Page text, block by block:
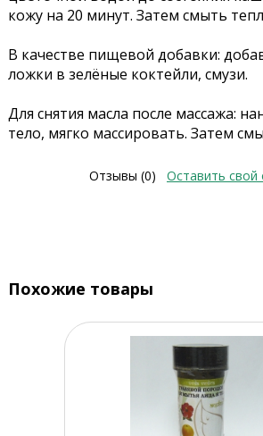
кожу на 20 минут. Затем смыть
В качестве пищевой добавки:
ложки в зелёные коктейли, смузи.
Для снятия масла после массажа:
тело, мягко массировать. Затем
Отзывы (0) Оставить свой
Похожие товары